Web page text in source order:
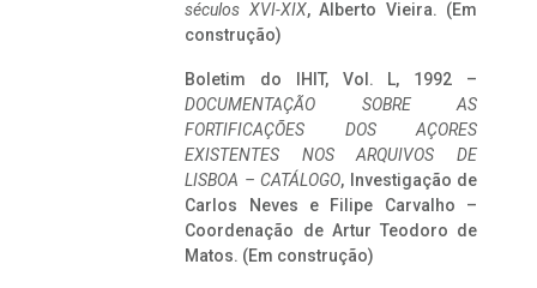
séculos XVI-XIX, Alberto Vieira. (Em
construção)
Boletim do IHIT, Vol. L, 1992 –
DOCUMENTAÇÃO SOBRE AS
FORTIFICAÇÕES DOS AÇORES
EXISTENTES NOS ARQUIVOS DE
LISBOA – CATÁLOGO, Investigação de
Carlos Neves e Filipe Carvalho –
Coordenação de Artur Teodoro de
Matos. (Em construção)